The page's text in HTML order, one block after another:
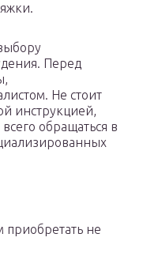
Перед
Не стоит
инструкцией,
обращаться в
приобретать не